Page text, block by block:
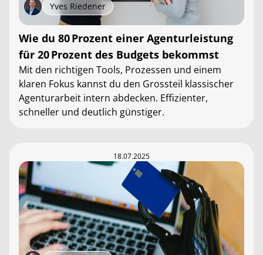
Yves Riedener
Wie du 80 Prozent einer Agenturleistung
für 20 Prozent des Budgets bekommst
Mit den richtigen Tools, Prozessen und einem
klaren Fokus kannst du den Grossteil klassischer
Agenturarbeit intern abdecken. Effizienter,
schneller und deutlich günstiger.
18.07.2025